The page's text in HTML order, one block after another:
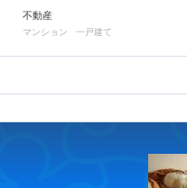
不動産
マンション 一戸建て